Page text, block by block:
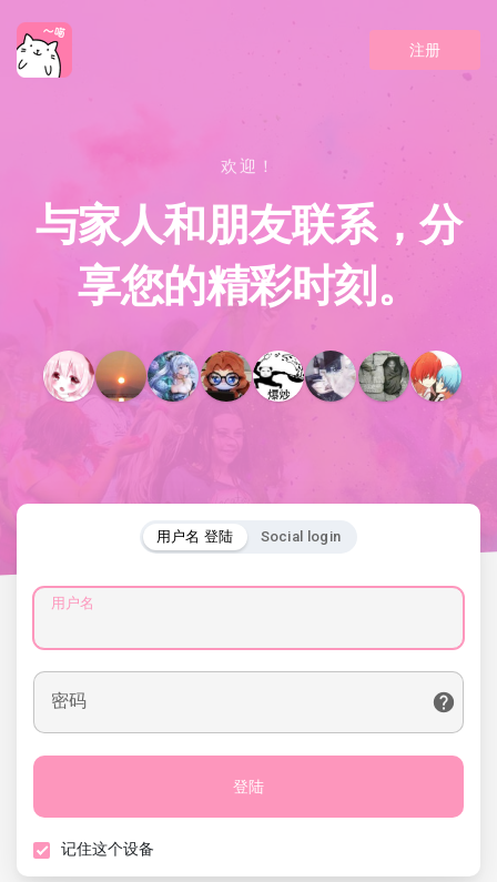
注册
欢迎！
与家人和朋友联系，分
享您的精彩时刻。
用户名 登陆 Social login
用户名
密码
登陆
记住这个设备